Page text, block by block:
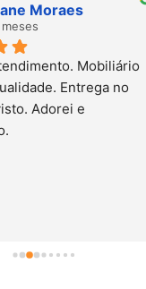
Moraes
Mobiliário
Entrega no
Adorei e